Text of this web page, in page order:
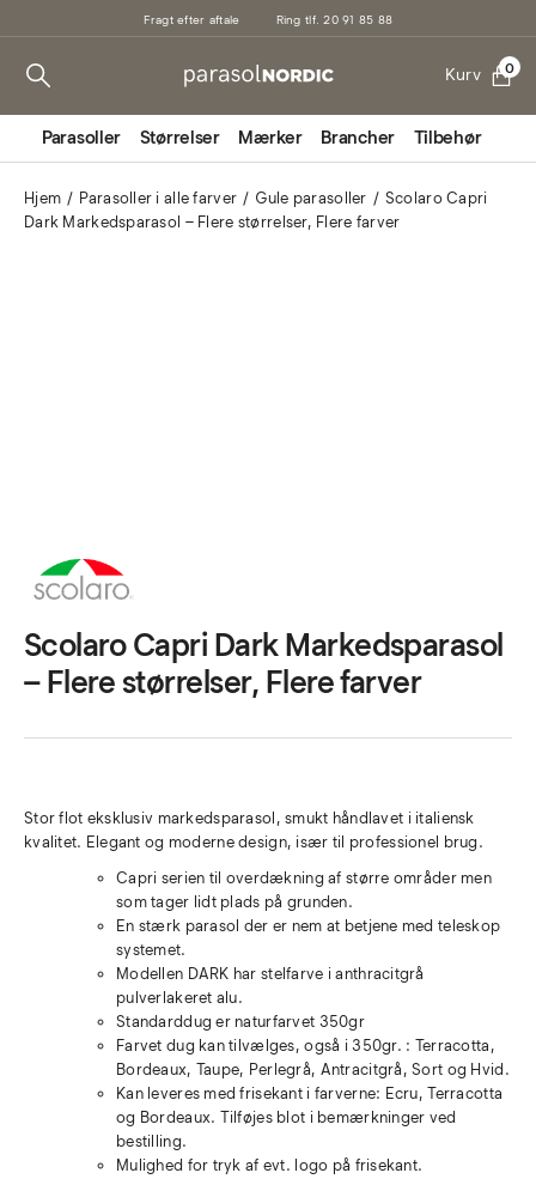
Fragt efter aftale Ring tlf. 20 91 85 88
Kurv 0
Parasoller Størrelser Mærker Brancher Tilbehør
Hjem Parasoller i alle farver Gule parasoller
Scolaro Capri
Dark Markedsparasol – Flere størrelser, Flere farver
Scolaro Capri Dark Markedsparasol
– Flere størrelser, Flere farver
Stor flot eksklusiv markedsparasol, smukt håndlavet i italiensk
kvalitet. Elegant og moderne design, især til professionel brug.
Capri serien til overdækning af større områder men
som tager lidt plads på grunden.
En stærk parasol der er nem at betjene med teleskop
systemet.
Modellen DARK har stelfarve i anthracitgrå
pulverlakeret alu.
Standarddug er naturfarvet 350gr
Farvet dug kan tilvælges, også i 350gr. : Terracotta,
Bordeaux, Taupe, Perlegrå, Antracitgrå, Sort og Hvid.
Kan leveres med frisekant i farverne: Ecru, Terracotta
og Bordeaux. Tilføjes blot i bemærkninger ved
bestilling.
Mulighed for tryk af evt. logo på frisekant.